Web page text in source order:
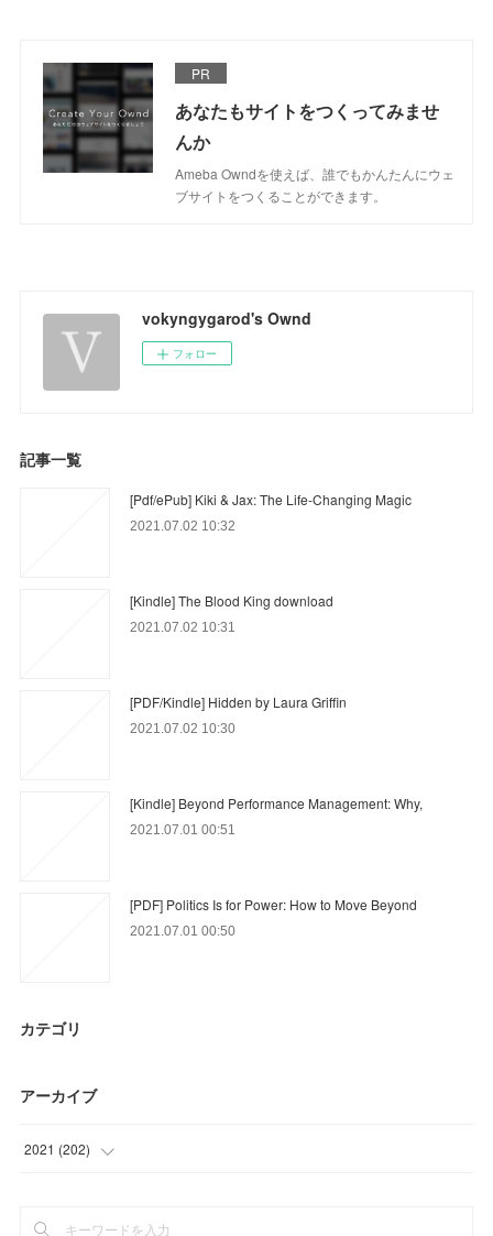
PR
あなたもサイトをつくってみませ
んか
Ameba Owndを使えば、誰でもかんたんにウェ
ブサイトをつくることができます。
vokyngygarod's Ownd
フォロー
記事一覧
[Pdf/ePub] Kiki & Jax: The Life-Changing Magic
2021.07.02 10:32
[Kindle] The Blood King download
2021.07.02 10:31
[PDF/Kindle] Hidden by Laura Griffin
2021.07.02 10:30
[Kindle] Beyond Performance Management: Why,
2021.07.01 00:51
[PDF] Politics Is for Power: How to Move Beyond
2021.07.01 00:50
カテゴリ
アーカイブ
2021 (202)